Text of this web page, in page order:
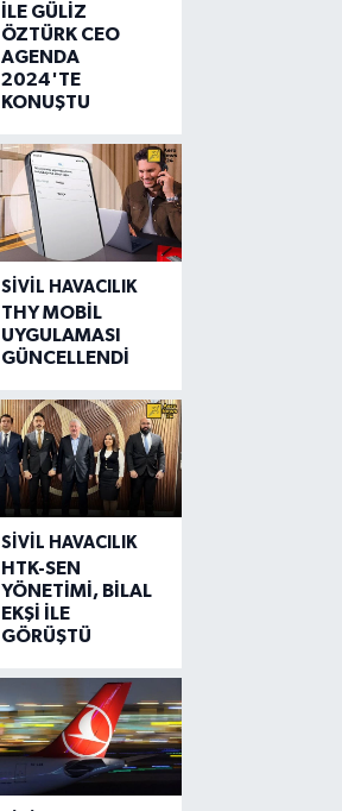
İLE GÜLİZ
ÖZTÜRK CEO
AGENDA
2024'TE
KONUŞTU
SIVIL HAVACILIK
THY MOBİL
UYGULAMASI
GÜNCELLENDİ
SIVIL HAVACILIK
HTK-SEN
YÖNETİMİ, BİLAL
EKŞİ İLE
GÖRÜŞTÜ